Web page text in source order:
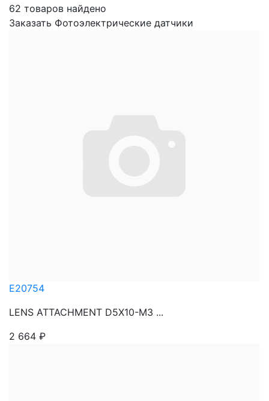
62 товаров найдено
Заказать Фотоэлектрические датчики
E20754
LENS ATTACHMENT D5X10-M3 ...
2 664 ₽